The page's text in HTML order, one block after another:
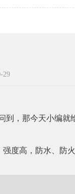
29
到，那今天小编就
度高，防水、防